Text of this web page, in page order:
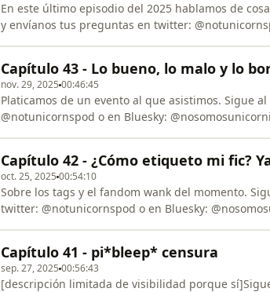
En este último episodio del 2025 hablamos de
y envíanos tus preguntas en twitter:
Capítulo 43 - Lo bueno, lo malo y lo
nov. 29, 2025 00:46:45
Platicamos de un evento al que asistimos. Sigue
@notunicornspod o en Bluesky:
Capítulo 42 - ¿Cómo etiqueto mi fic?
oct. 25, 2025 00:54:10
Sobre los tags y el fandom wank del momento.
twitter: @notunicornspod o en Bluesky:
Capítulo 41 - pi*bleep* censura
sep. 27, 2025 00:56:43
[descripción limitada de visibilidad porque